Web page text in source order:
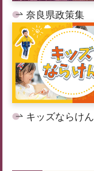
奈良県政策集
キッズならけん